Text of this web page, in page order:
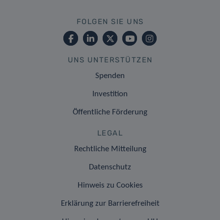
FOLGEN SIE UNS
UNS UNTERSTÜTZEN
Spenden
Investition
Öffentliche Förderung
LEGAL
Rechtliche Mitteilung
Datenschutz
Hinweis zu Cookies
Erklärung zur Barrierefreiheit